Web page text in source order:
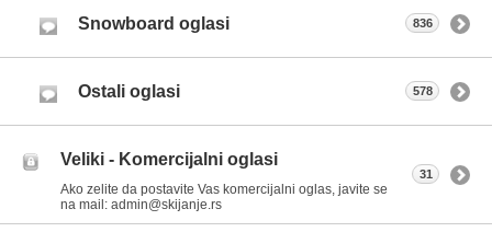
Snowboard oglasi 836
Ostali oglasi 578
Veliki - Komercijalni oglasi
Ako zelite da postavite Vas komercijalni oglas, javite se
na mail: admin@skijanje.rs
31